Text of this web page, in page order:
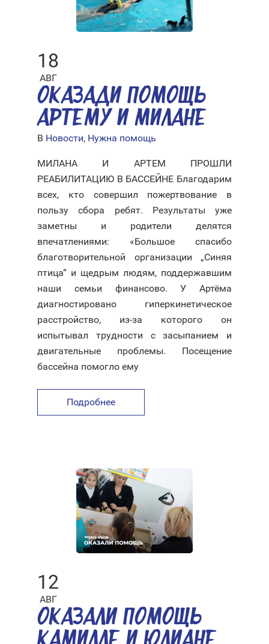
18
АВГ
ОКАЗАДИ ПОМОЩЬ
АРТЕМУ И МИЛАНЕ
В Новости, Нужна помощь
МИЛАНА И АРТЕМ ПРОШЛИ
РЕАБИЛИТАЦИЮ В БАССЕЙНЕ Благодарим
всех, кто совершил пожертвование в
пользу сбора ребят. Результаты уже
заметны и родители делятся
впечатлениями: «Большое спасибо
благотворительной организации „Синяя
птица“ и щедрым людям, поддержавшим
наши семьи финансово. У Артёма
диагностировано гиперкинетическое
расстройство, из-за которого он
испытывал трудности с засыпанием и
двигательные проблемы. Посещение
бассейна помогло ему
Подробнее
12
АВГ
ОКАЗАЛИ ПОМОЩЬ